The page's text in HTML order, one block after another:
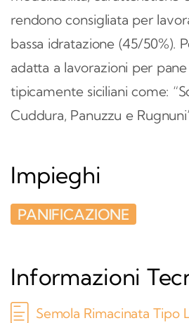
rendono consigliata per
bassa idratazione (45/50%).
adatta a lavorazioni per pane
tipicamente siciliani come:
Cuddura, Panuzzu e
Impieghi
PANIFICAZIONE
Informazioni
Semola Rimacinata Tipo